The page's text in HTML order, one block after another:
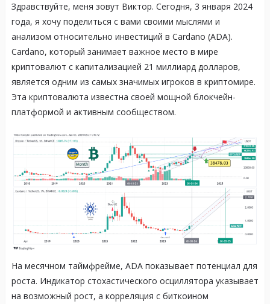
Здравствуйте, меня зовут Виктор. Сегодня, 3 января 2024
года, я хочу поделиться с вами своими мыслями и
анализом относительно инвестиций в Cardano (ADA).
Cardano, который занимает важное место в мире
криптовалют с капитализацией 21 миллиард долларов,
является одним из самых значимых игроков в криптомире.
Эта криптовалюта известна своей мощной блокчейн-
платформой и активным сообществом.
На месячном таймфрейме, ADA показывает потенциал для
роста. Индикатор стохастического осциллятора указывает
на возможный рост, а корреляция с биткоином